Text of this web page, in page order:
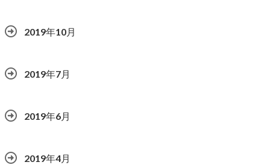
2019年10月
2019年7月
2019年6月
2019年4月